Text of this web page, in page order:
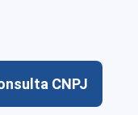
CNPJ